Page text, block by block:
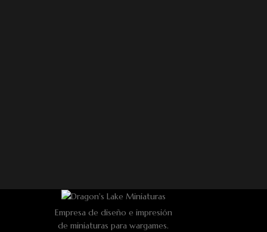
Empresa de diseño e impresión
de miniaturas para wargames.